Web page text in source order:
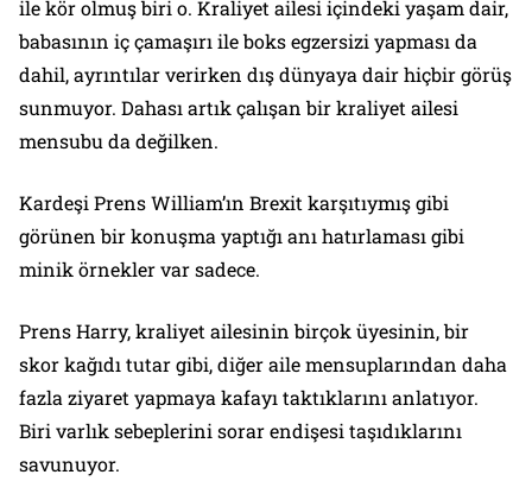
ile kör olmuş biri o. Kraliyet ailesi içindeki yaşam dair,
babasının iç çamaşırı ile boks egzersizi yapması da
dahil, ayrıntılar verirken dış dünyaya dair hiçbir görüş
sunmuyor. Dahası artık çalışan bir kraliyet ailesi
mensubu da değilken.
Kardeşi Prens William’ın Brexit karşıtıymış gibi
görünen bir konuşma yaptığı anı hatırlaması gibi
minik örnekler var sadece.
Prens Harry, kraliyet ailesinin birçok üyesinin, bir
skor kağıdı tutar gibi, diğer aile mensuplarından daha
fazla ziyaret yapmaya kafayı taktıklarını anlatıyor.
Biri varlık sebeplerini sorar endişesi taşıdıklarını
savunuyor.